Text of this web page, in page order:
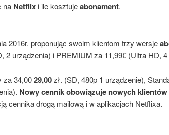
na Netflix i ile kosztujeabonament.
2016r. proponując swoim klientom trzy wersje
2 urządzenia) i PREMIUM za 11,99€ (Ultra HD,
za34,0029,00zł. (SD, 480p 1 urządzenie),
Nowy cennik obowiązuje nowych klientów
cennika drogą mailową i w aplikacjach Netflixa.